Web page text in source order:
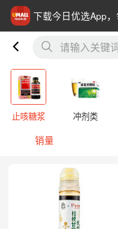
下载今日优选App
请输入关键
止咳糖浆 冲剂类
销量